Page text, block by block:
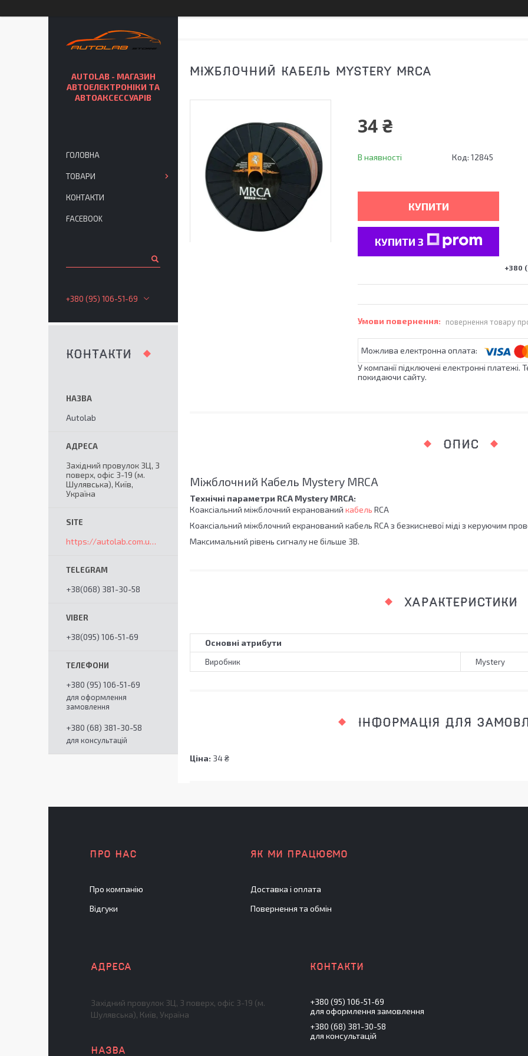
МІЖБЛОЧНИЙ КАБЕЛЬ MYSTERY MRCA
34 ₴
В наявності Код: 12845
КУПИТИ
КУПИТИ З
+380
повернення товару
У компанії підключені електронні
покидаючи сайту.
ОПИС
Міжблочний Кабель Mystery MRCA
Технічні параметри RCA Mystery MRCA:
Коаксіальний міжблочний екранований кабель RCA
Коаксіальний міжблочний екранований кабель RCA з безкисневої міді з керуючим
Максимальний рівень сигналу не більше 3В.
ХАРАКТЕРИСТИКИ
Основні атрибути
Виробник Mystery
ІНФОРМАЦІЯ ДЛЯ
Ціна: 34 ₴
AUTOLAB - МАГАЗИН
АВТОЕЛЕКТРОНІКИ ТА
АВТОАКСЕССУАРІВ
ГОЛОВНА
ТОВАРИ
КОНТАКТИ
FACEBOOK
+380 (95) 106-51-69
КОНТАКТИ
Autolab
Західний провулок 3Ц, 3
поверх, офіс 3-19 (м.
Шулявська), Київ,
Україна
https://autolab.com.ua/ua/
+38(068) 381-30-58
+38(095) 106-51-69
+380 (95) 106-51-69
для оформлення
замовлення
+380 (68) 381-30-58
для консультацій
ПРО НАС
Про компанію
Відгуки
ЯК МИ ПРАЦЮЄМО
Доставка і оплата
Повернення та обмін
Західний провулок 3Ц, 3 поверх, офіс 3-19 (м.
Шулявська), Київ, Україна
+380 (95) 106-51-69
для оформлення замовлення
+380 (68) 381-30-58
для консультацій